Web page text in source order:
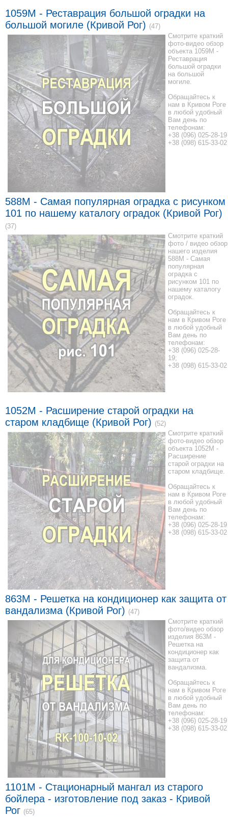
1059М - Реставрация большой оградки на
большой могиле (Кривой Рог) (47)
Смотрите краткий
фото-видео обзор
объекта 1059М -
Реставрация
большой оградки
на большой
могиле.
Обращайтесь к
нам в Кривом Роге
в любой удобный
Вам день по
телефонам:
+38 (096) 025-28-19
+38 (098) 615-33-02
588M - Самая популярная оградка с рисунком
101 по нашему каталогу оградок (Кривой Рог)
(37)
Смотрите краткий
фото / видео обзор
нашего изделия
588M - Самая
популярная
оградка с
рисунком 101 по
нашему каталогу
оградок.
Обращайтесь к
нам в Кривом Роге
в любой удобный
Вам день по
телефонам:
+38 (096) 025-28-
19;
+38 (098) 615-33-02
1052M - Расширение старой оградки на
старом кладбище (Кривой Рог) (52)
Смотрите краткий
фото-видео обзор
объекта 1052M -
Расширение
старой оградки на
старом кладбище.
Обращайтесь к
нам в Кривом Роге
в любой удобный
Вам день по
телефонам:
+38 (096) 025-28-19
+38 (098) 615-33-02
863M - Решетка на кондиционер как защита от
вандализма (Кривой Рог) (47)
Смотрите краткий
фото/видео обзор
изделия 863M -
Решетка на
кондиционер как
защита от
вандализма.
Обращайтесь к
нам в Кривом Роге
в любой удобный
Вам день по
телефонам:
+38 (096) 025-28-19
+38 (098) 615-33-02
1101M - Стационарный мангал из старого
бойлера - изготовление под заказ - Кривой
Рог (65)